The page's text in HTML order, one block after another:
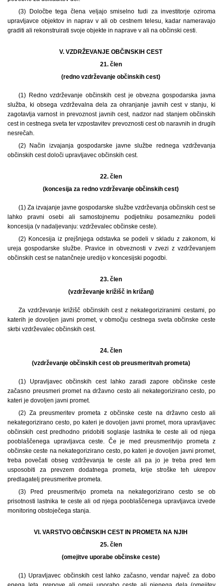
(3) Določbe tega člena veljajo smiselno tudi za investitorje oziroma
upravljavce objektov in naprav v ali ob cestnem telesu, kadar nameravajo
graditi ali rekonstruirati svoje objekte in naprave v ali na občinski cesti.
V. VZDRŽEVANJE OBČINSKIH CEST
21. člen
(redno vzdrževanje občinskih cest)
(1) Redno vzdrževanje občinskih cest je obvezna gospodarska javna
služba, ki obsega vzdrževalna dela za ohranjanje javnih cest v stanju, ki
zagotavlja varnost in prevoznost javnih cest, nadzor nad stanjem občinskih
cest in cestnega sveta ter vzpostavitev prevoznosti cest ob naravnih in drugih
nesrečah.
(2) Način izvajanja gospodarske javne službe rednega vzdrževanja
občinskih cest določi upravljavec občinskih cest.
22. člen
(koncesija za redno vzdrževanje občinskih cest)
(1) Za izvajanje javne gospodarske službe vzdrževanja občinskih cest se
lahko pravni osebi ali samostojnemu podjetniku posamezniku podeli
koncesija (v nadaljevanju: vzdrževalec občinske ceste).
(2) Koncesija iz prejšnjega odstavka se podeli v skladu z zakonom, ki
ureja gospodarske službe. Pravice in obveznosti v zvezi z vzdrževanjem
občinskih cest se natančneje uredijo v koncesijski pogodbi.
23. člen
(vzdrževanje križišč in križanj)
Za vzdrževanje križišč občinskih cest z nekategoriziranimi cestami, po
katerih je dovoljen javni promet, v območju cestnega sveta občinske ceste
skrbi vzdrževalec občinskih cest.
24. člen
(vzdrževanje občinskih cest ob preusmeritvah prometa)
(1) Upravljavec občinskih cest lahko zaradi zapore občinske ceste
začasno preusmeri promet na državno cesto ali nekategorizirano cesto, po
kateri je dovoljen javni promet.
(2) Za preusmeritev prometa z občinske ceste na državno cesto ali
nekategorizirano cesto, po kateri je dovoljen javni promet, mora upravljavec
občinskih cest predhodno pridobiti soglasje lastnika te ceste ali od njega
pooblaščenega upravljavca ceste. Če je med preusmeritvijo prometa z
občinske ceste na nekategorizirano cesto, po kateri je dovoljen javni promet,
treba povečati obseg vzdrževanja te ceste ali pa jo je treba pred tem
usposobiti za prevzem dodatnega prometa, krije stroške teh ukrepov
predlagatelj preusmeritve prometa.
(3) Pred preusmeritvijo prometa na nekategorizirano cesto se ob
prisotnosti lastnika te ceste ali od njega pooblaščenega upravljavca izvede
monitoring obstoječega stanja.
VI. VARSTVO OBČINSKIH CEST IN PROMETA NA NJIH
25. člen
(omejitve uporabe občinske ceste)
(1) Upravljavec občinskih cest lahko začasno, vendar največ za dobo